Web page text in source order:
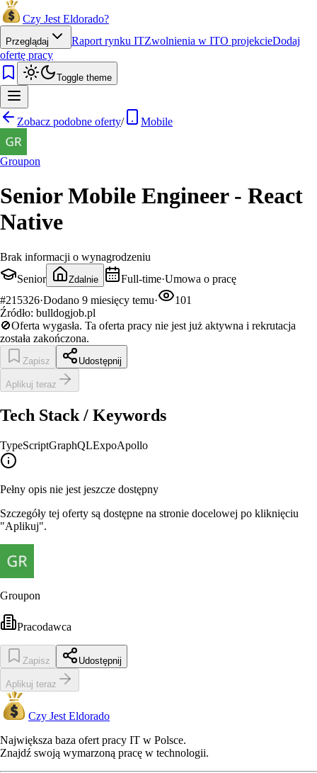
Czy Jest Eldorado?
Przeglądaj Raport rynku ITZwolnienia w ITO projekcieDodaj
ofertę pracy
Toggle theme
Zobacz podobne oferty/ Mobile
Groupon
Senior Mobile Engineer - React
Native
Brak informacji o wynagrodzeniu
Senior
Zdalnie Full-time·Umowa o pracę
#215326·Dodano 9 miesięcy temu·
101
Źródło: bulldogjob.pl
🚫Oferta wygasła. Ta oferta pracy nie jest już aktywna i rekrutacja
została zakończona.
Zapisz Udostępnij
Aplikuj teraz
Tech Stack / Keywords
TypeScriptGraphQLExpoApollo
Pełny opis nie jest jeszcze dostępny
Szczegóły tej oferty są dostępne na stronie docelowej po kliknięciu
"Aplikuj".
Groupon
Pracodawca
Zapisz Udostępnij
Aplikuj teraz
Czy Jest Eldorado
Największa baza ofert pracy IT w Polsce.
Znajdź swoją wymarzoną pracę w technologii.